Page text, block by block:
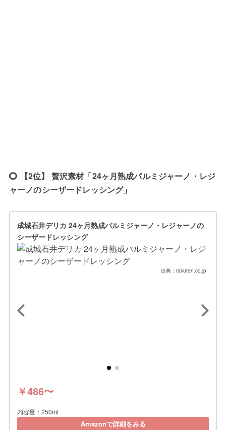
【2位】 贅沢素材「24ヶ月熟成パルミジャーノ・レジ
ャーノのシーザードレッシング」
成城石井デリカ 24ヶ月熟成パルミジャーノ・レジャーノの
シーザードレッシング
出典：rakuten.co.jp
￥486〜
内容量：250ml
Amazonで詳細をみる